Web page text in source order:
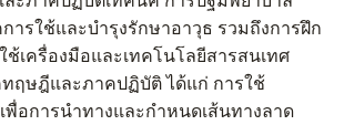
ารใช้และบำรุงรักษาอาวุธ รวมถึงการฝึก
ช้เครื่องมือและเทคโนโลยีสารสนเทศ
ฤษฎีและภาคปฏิบัติได้แก่ การใช้
พื่อการนำทางและกำหนดเส้นทางลาด